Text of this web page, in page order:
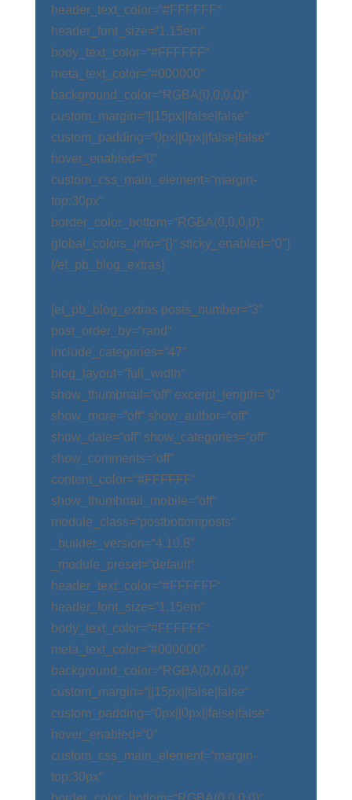
header_text_color=“#FFFFFF“
header_font_size=“1.15em“
body_text_color=“#FFFFFF“
meta_text_color=“#000000″
background_color=“RGBA(0,0,0,0)“
custom_margin=“||15px||false|false“
custom_padding=“0px||0px||false|false“
hover_enabled=“0″
custom_css_main_element=“margin-
top:30px“
border_color_bottom=“RGBA(0,0,0,0)“
global_colors_info=“{}“ sticky_enabled=“0″]
[/et_pb_blog_extras]
[et_pb_blog_extras posts_number=“3″
post_order_by=“rand“
include_categories=“47″
blog_layout=“full_width“
show_thumbnail=“off“ excerpt_length=“0″
show_more=“off“ show_author=“off“
show_date=“off“ show_categories=“off“
show_comments=“off“
content_color=“#FFFFFF“
show_thumbnail_mobile=“off“
module_class=“postbottomposts“
_builder_version=“4.10.8″
_module_preset=“default“
header_text_color=“#FFFFFF“
header_font_size=“1.15em“
body_text_color=“#FFFFFF“
meta_text_color=“#000000″
background_color=“RGBA(0,0,0,0)“
custom_margin=“||15px||false|false“
custom_padding=“0px||0px||false|false“
hover_enabled=“0″
custom_css_main_element=“margin-
top:30px“